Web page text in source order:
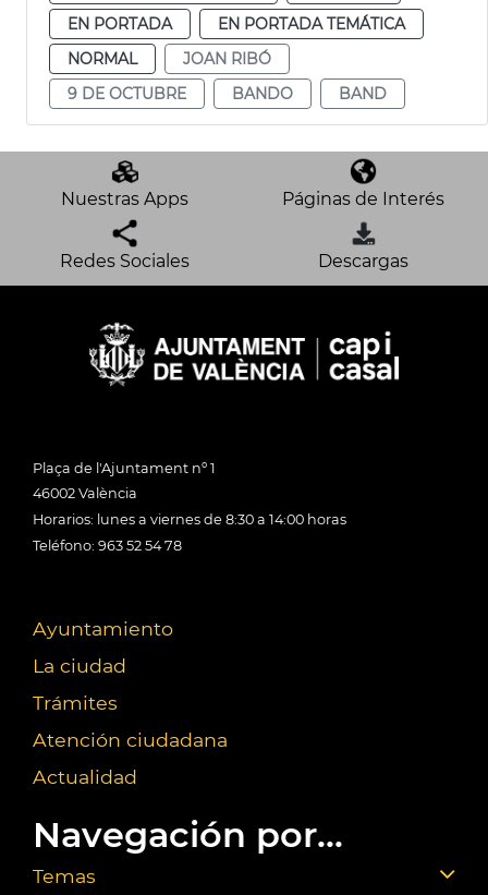
EN PORTADA
EN PORTADA TEMÁTICA
NORMAL
JOAN RIBÓ
9 DE OCTUBRE
BANDO BAND
Nuestras Apps Páginas de Interés
Redes Sociales Descargas
Plaça de l'Ajuntament nº 1
46002 València
Horarios: lunes a viernes de 8:30 a 14:00 horas
Teléfono: 963 52 54 78
Ayuntamiento
La ciudad
Trámites
Atención ciudadana
Actualidad
Navegación por...
Temas